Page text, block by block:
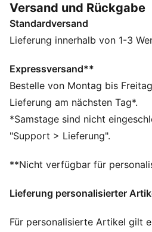
Chlorfestigkeit für
Weiches, strapazierbares
DETAILS
Chlorresistent, für eine lange
Gewebes.
Weiches, strapazierfähiges
PUMA Brandiing-Details
80% Polyamid, 20% Elasthan
Versand und Rückgabe
Standardversand
Lieferung innerhalb von 1-3
Expressversand**
Bestelle von Montag bis
Lieferung am nächsten Tag*.
*Samstage sind nicht
"Support > Lieferung".
**Nicht verfügbar für
Lieferung personalisierter
Für personalisierte Artikel gilt